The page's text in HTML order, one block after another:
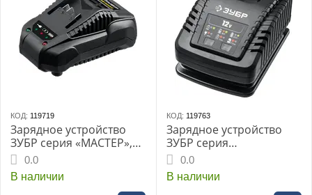
КОД: 119719
Зарядное устройство
ЗУБР серия «МАСТЕР»,
для Li-Ion 18В, 2.4А, тип
С1, (БЗУ-С1-18)
0.0
В наличии
КОД: 119763
Зарядное устройство
ЗУБР серия
«ПРОФЕССИОНАЛ», Li-
Ion 12В, 2А, тип T7, (RT7-
12-2)
0.0
В наличии